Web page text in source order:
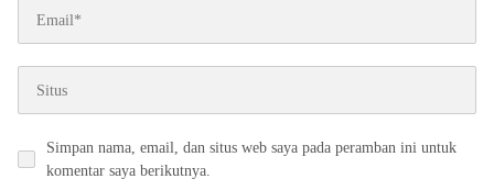
Simpan nama, email, dan situs web saya pada peramban ini untuk
komentar saya berikutnya.